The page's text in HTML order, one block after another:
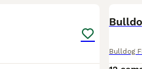
Bulldog